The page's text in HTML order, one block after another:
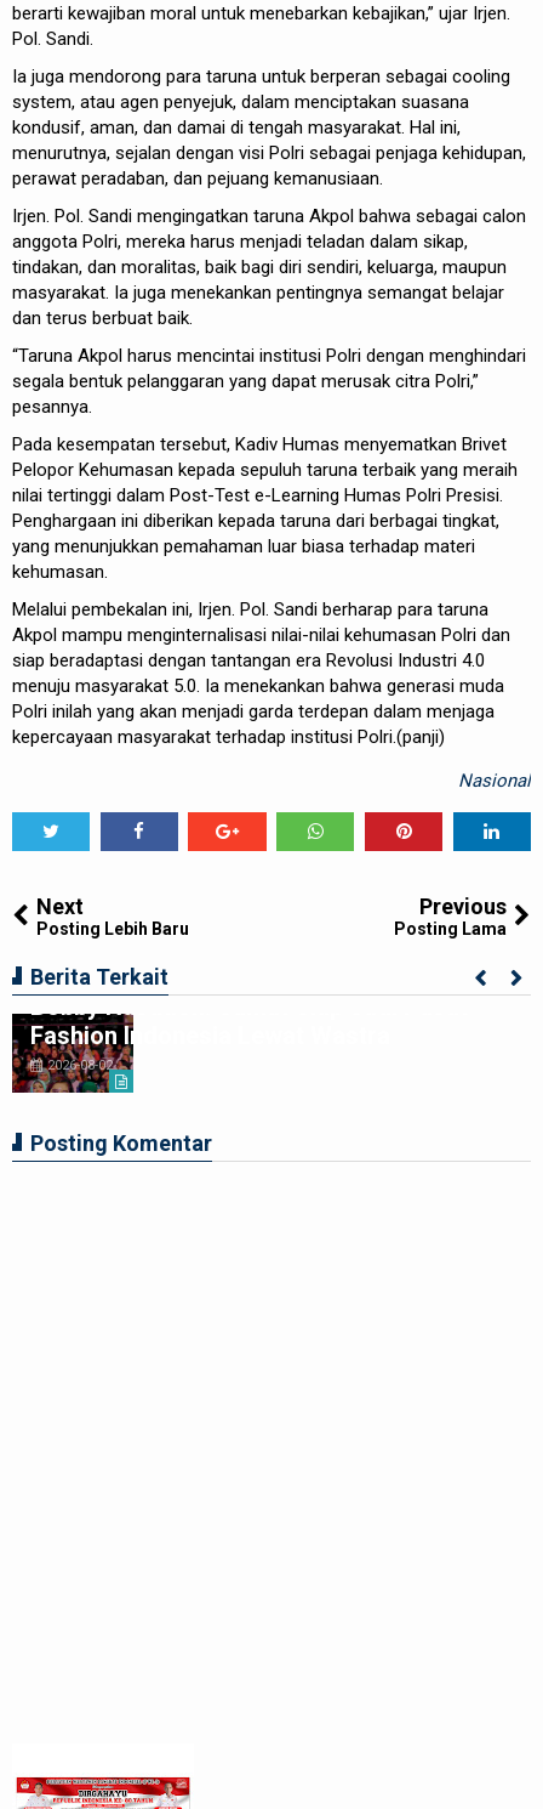
berarti kewajiban moral untuk menebarkan kebajikan,” ujar Irjen.
Pol. Sandi.
Ia juga mendorong para taruna untuk berperan sebagai cooling
system, atau agen penyejuk, dalam menciptakan suasana
kondusif, aman, dan damai di tengah masyarakat. Hal ini,
menurutnya, sejalan dengan visi Polri sebagai penjaga kehidupan,
perawat peradaban, dan pejuang kemanusiaan.
Irjen. Pol. Sandi mengingatkan taruna Akpol bahwa sebagai calon
anggota Polri, mereka harus menjadi teladan dalam sikap,
tindakan, dan moralitas, baik bagi diri sendiri, keluarga, maupun
masyarakat. Ia juga menekankan pentingnya semangat belajar
dan terus berbuat baik.
“Taruna Akpol harus mencintai institusi Polri dengan menghindari
segala bentuk pelanggaran yang dapat merusak citra Polri,”
pesannya.
Pada kesempatan tersebut, Kadiv Humas menyematkan Brivet
Pelopor Kehumasan kepada sepuluh taruna terbaik yang meraih
nilai tertinggi dalam Post-Test e-Learning Humas Polri Presisi.
Penghargaan ini diberikan kepada taruna dari berbagai tingkat,
yang menunjukkan pemahaman luar biasa terhadap materi
kehumasan.
Melalui pembekalan ini, Irjen. Pol. Sandi berharap para taruna
Akpol mampu menginternalisasi nilai-nilai kehumasan Polri dan
siap beradaptasi dengan tantangan era Revolusi Industri 4.0
menuju masyarakat 5.0. Ia menekankan bahwa generasi muda
Polri inilah yang akan menjadi garda terdepan dalam menjaga
kepercayaan masyarakat terhadap institusi Polri.(panji)
Nasional
Next
Posting Lebih Baru
Previous
Posting Lama
Berita Terkait
Penutupan Indonesia Fashion Week 2026,
Bobby Nasution: Sumut Siap Jadi Pusat
Fashion Indonesia Lewat Wastra
2026-08-02
Posting Komentar